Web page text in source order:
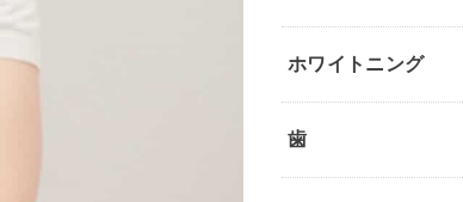
ホワイトニング
歯